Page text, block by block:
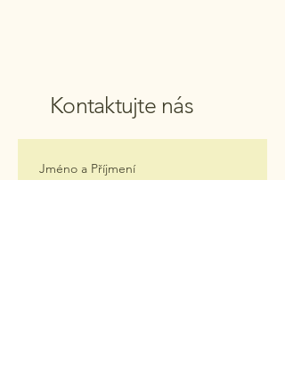
Kontaktujte nás
Jméno a Příjmení